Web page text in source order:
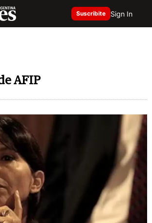
Suscribite Sign In
AFIP